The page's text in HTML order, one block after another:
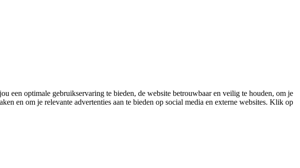
een optimale gebruikservaring te bieden, de website betrouwbaar en veilig te houden, om je
en om je relevante advertenties aan te bieden op social media en externe websites. Klik op